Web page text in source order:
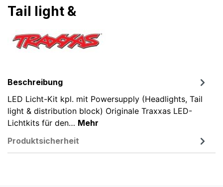
Tail light &
Beschreibung
LED Licht-Kit kpl. mit Powersupply (Headlights, Tail
light & distribution block) Originale Traxxas LED-
Lichtkits für den… Mehr
Produktsicherheit